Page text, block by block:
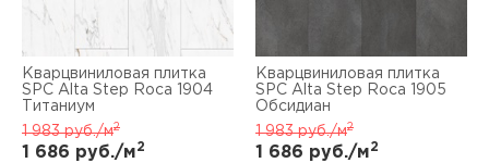
Кварцвиниловая плитка
SPC Alta Step Roca 1904
Титаниум
1 983руб./м2
1 686 руб./м2
Кварцвиниловая плитка
SPC Alta Step Roca 1905
Обсидиан
1 983руб./м2
1 686 руб./м2